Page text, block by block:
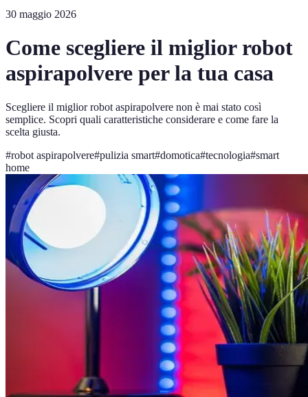
30 maggio 2026
Come scegliere il miglior robot
aspirapolvere per la tua casa
Scegliere il miglior robot aspirapolvere non è mai stato così
semplice. Scopri quali caratteristiche considerare e come fare la
scelta giusta.
#robot aspirapolvere#pulizia smart#domotica#tecnologia#smart
home